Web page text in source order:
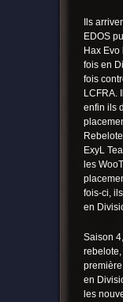
Ils
EDOS
Hax
fois en
fois
LCFRA.
enfin ils
ExyL
les
fois-ci,
en
Saison
en
les